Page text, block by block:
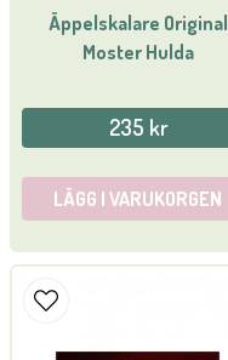
Äppelskalare Original
Moster Hulda
235 kr
LÄGG I VARUKORGEN